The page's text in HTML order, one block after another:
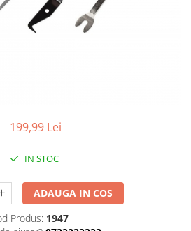
/ baterie
199,99 Lei
IN STOC
ADAUGA IN COS
Produs: 1947